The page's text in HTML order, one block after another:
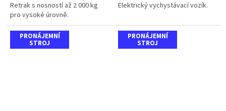
Retrak s nosností až 2 000 kg
pro vysoké úrovně.
Elektrický vychystávací vozík.
PRONÁJEMNÍ
STROJ
PRONÁJEMNÍ
STROJ